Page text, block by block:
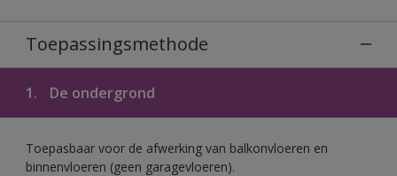
Toepassingsmethode
1. De ondergrond
Toepasbaar voor de afwerking van balkonvloeren en
binnenvloeren (geen garagevloeren).